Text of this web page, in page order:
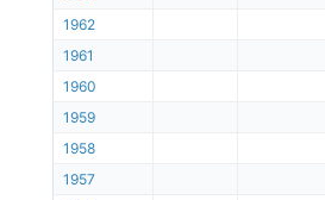
1962
1961
1960
1959
1958
1957